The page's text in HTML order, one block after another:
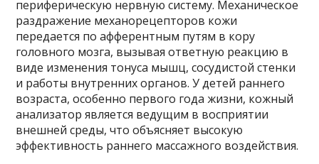
периферическую нервную систему. Механическое
раздражение механорецепторов кожи
передается по афферентным путям в кору
головного мозга, вызывая ответную реакцию в
виде изменения тонуса мышц, сосудистой стенки
и работы внутренних органов. У детей раннего
возраста, особенно первого года жизни, кожный
анализатор является ведущим в восприятии
внешней среды, что объясняет высокую
эффективность раннего массажного воздействия.